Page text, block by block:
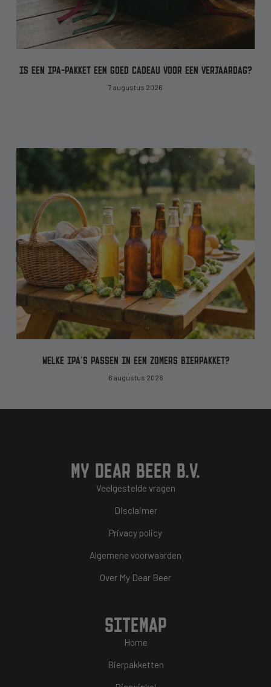
IS EEN IPA-PAKKET EEN GOED CADEAU VOOR EEN VERJAARDAG?
7 augustus 2026
WELKE IPA’S PASSEN IN EEN ZOMERS BIERPAKKET?
6 augustus 2026
MY DEAR BEER B.V.
Veelgestelde vragen
Disclaimer
Privacy policy
Algemene voorwaarden
Over My Dear Beer
SITEMAP
Home
Bierpakketten